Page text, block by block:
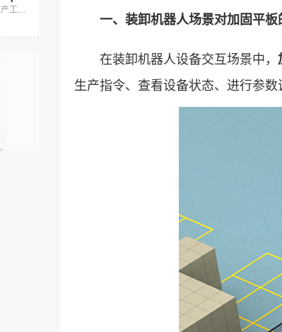
一、装卸机器人场景对加固平板
在装卸机器人设备交互场景中，
生产指令、查看设备状态、进行参